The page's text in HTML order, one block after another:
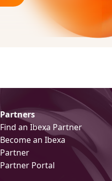
Partners
Find an Ibexa Partner
Become an Ibexa
Partner
Partner Portal